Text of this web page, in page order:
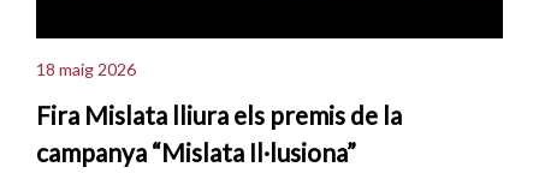
18 maig 2026
Fira Mislata lliura els premis de la
campanya “Mislata Il·lusiona”